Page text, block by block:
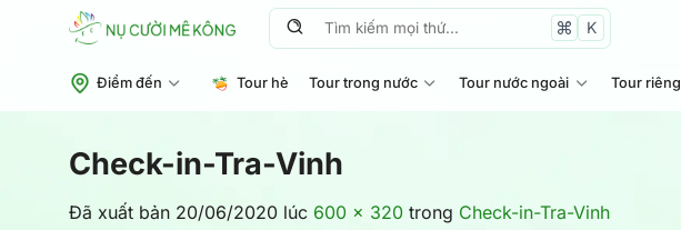
Tìm
K
Điểm đến Tour hè Tour trong nước Tour nước ngoài Tour riêng
Check-in-Tra-Vinh
Đã xuất bản 20/06/2020 lúc 600 × 320 trong Check-in-Tra-Vinh